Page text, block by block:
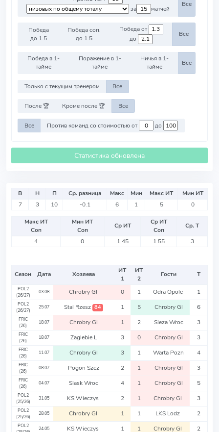
за
матчей
Все
Победа
до 1.5
Победа соп.
до 1.5
Победа от
до
Все
Победа в 1-
тайме
Поражение в 1-
тайме
Ничья в 1-
тайме
Все
Только с текущим тренером Все
После 🏆 Кроме после 🏆 Все
Все Против команд со стоимостью от до
Статистика обновлена
В Н П Ср. разница Макс Мин Макс ИТ
Мин ИТ
7
3 10 -0.1 6 1 5 0
Макс ИТ
Соп
Мин ИТ
Соп
Ср ИТ
Ср ИТ
Соп
Ср. Т
4
0 1.45 1.55 3
Сезон Дата Хозяева
ИТ
1
ИТ
2
Гости Т
POL2
(26/27)
03.08 Chrobry Gl 0 1 Odra Opole 1
POL2
(26/27)
25.07 Stal Rzesz 84 1 5 Chrobry Gl 6
FRIC
(26)
18.07 Chrobry Gl 1 2 Sleza Wroc 3
FRIC
(26)
18.07 Zaglebie L 3 0 Chrobry Gl 3
FRIC
(26)
11.07 Chrobry Gl 3 1 Warta Pozn 4
FRIC
(26)
08.07 Pogon Szcz 2 1 Chrobry Gl 3
FRIC
(26)
04.07 Slask Wroc 4 1 Chrobry Gl 5
POL2
(25/26)
31.05 KS Wieczys 2 1 Chrobry Gl 3
POL2
(25/26)
28.05 Chrobry Gl 1 1 LKS Lodz 2
POL2
24.05 KS Wieczys 1 1 Chrobry Gl 2